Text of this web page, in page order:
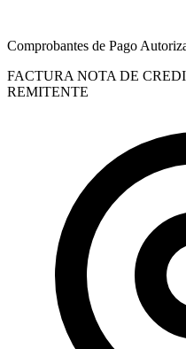
Comprobantes de Pago
FACTURA NOTA DE
REMITENTE